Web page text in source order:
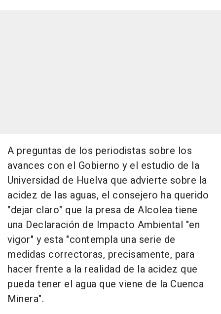
A preguntas de los periodistas sobre los
avances con el Gobierno y el estudio de la
Universidad de Huelva que advierte sobre la
acidez de las aguas, el consejero ha querido
"dejar claro" que la presa de Alcolea tiene
una Declaración de Impacto Ambiental "en
vigor" y esta "contempla una serie de
medidas correctoras, precisamente, para
hacer frente a la realidad de la acidez que
pueda tener el agua que viene de la Cuenca
Minera".